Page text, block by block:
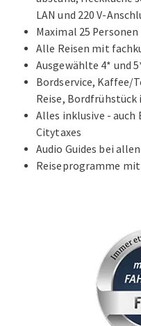
LAN und 220 V-
Maximal 25 Personen
Alle Reisen mit
Ausgewählte 4* und
Bordservice, Kaffee/
Reise, Bordfrühstück
Alles inklusive -
Citytaxes
Audio Guides bei
Reiseprogramme